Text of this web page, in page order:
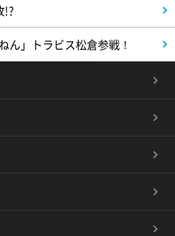
!?
ん」トラビス松倉参戦！